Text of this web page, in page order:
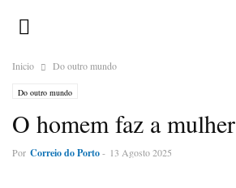
Inicio Do outro mundo
Do outro mundo
O homem faz a mulher
Por Correio do Porto- 13 Agosto 2025